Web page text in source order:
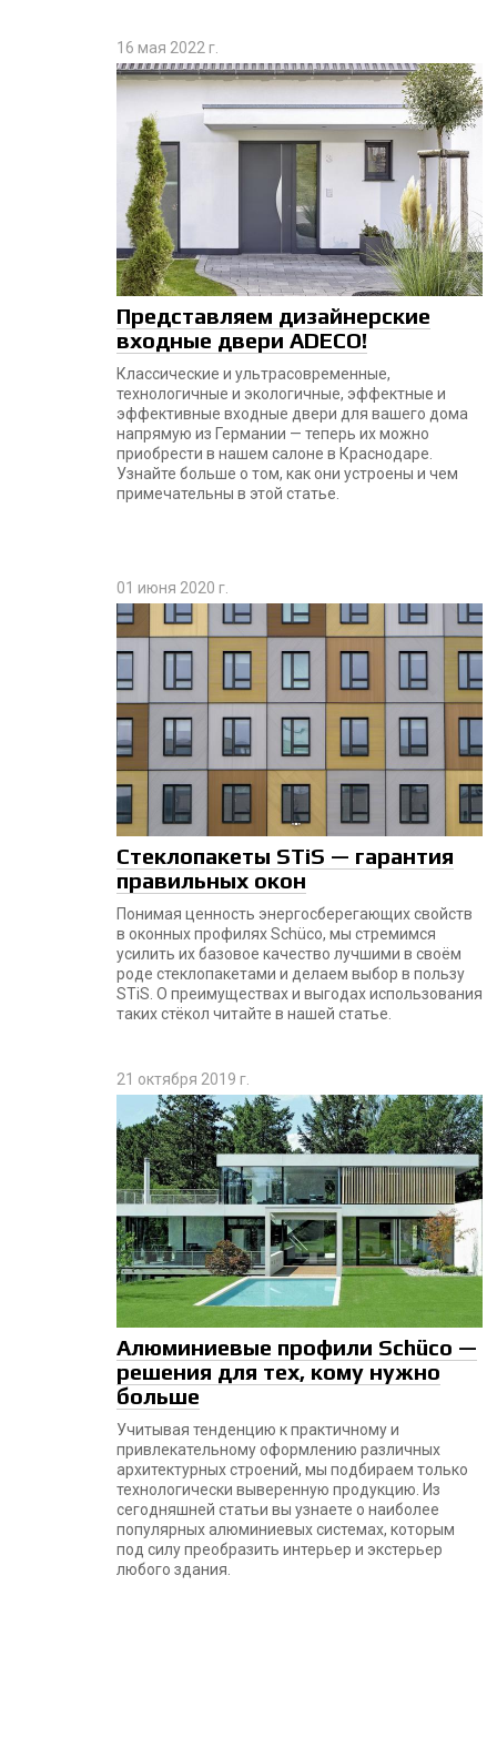
16 мая 2022 г.
Представляем дизайнерские
входные двери ADECO!
Классические и ультрасовременные,
технологичные и экологичные, эффектные и
эффективные входные двери для вашего дома
напрямую из Германии — теперь их можно
приобрести в нашем салоне в Краснодаре.
Узнайте больше о том, как они устроены и чем
примечательны в этой статье.
01 июня 2020 г.
Стеклопакеты STiS — гарантия
правильных окон
Понимая ценность энергосберегающих свойств
в оконных профилях Schüco, мы стремимся
усилить их базовое качество лучшими в своём
роде стеклопакетами и делаем выбор в пользу
STiS. О преимуществах и выгодах использования
таких стёкол читайте в нашей статье.
21 октября 2019 г.
Алюминиевые профили Schüco —
решения для тех, кому нужно
больше
Учитывая тенденцию к практичному и
привлекательному оформлению различных
архитектурных строений, мы подбираем только
технологически выверенную продукцию. Из
сегодняшней статьи вы узнаете о наиболее
популярных алюминиевых системах, которым
под силу преобразить интерьер и экстерьер
любого здания.